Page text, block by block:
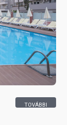
TOVÁBBI